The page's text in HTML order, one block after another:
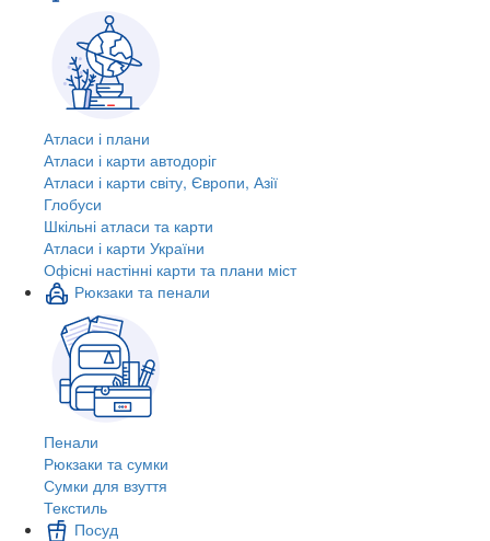
Атласи і плани
Атласи і карти автодоріг
Атласи і карти світу, Європи, Азії
Глобуси
Шкільні атласи та карти
Атласи і карти України
Офісні настінні карти та плани міст
Рюкзаки та пенали
Пенали
Рюкзаки та сумки
Сумки для взуття
Текстиль
Посуд